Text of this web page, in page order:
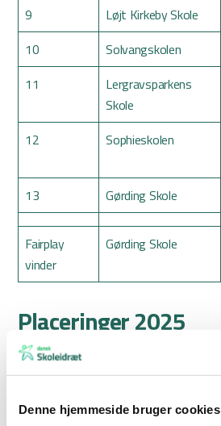
Denne hjemmeside bruger cookies
9 Løjt Kirkeby Skole
10
Solvangskolen
11
Lergravsparkens
Skole
12 Sophieskolen
13
Gørding Skole
Fairplay
vinder
Gørding Skole
Placeringer 2025
Placering Drenge
1
Nymarkskolen